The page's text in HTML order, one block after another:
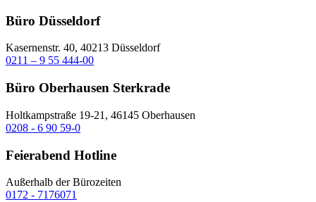
Büro Düsseldorf
Kasernenstr. 40, 40213 Düsseldorf
0211 – 9 55 444-00
Büro Oberhausen Sterkrade
Holtkampstraße 19-21, 46145 Oberhausen
0208 - 6 90 59-0
Feierabend Hotline
Außerhalb der Bürozeiten
0172 - 7176071